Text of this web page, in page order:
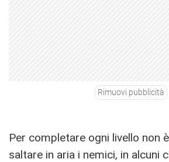
Rimuovi pubblicità
Per completare ogni livello non
saltare in aria i nemici, in alcuni